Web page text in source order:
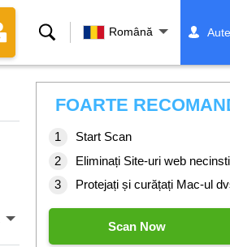
Căutare Română
FOARTE
Start Scan
Eliminați Site-uri web
Protejați și curățați Mac-ul
Scan Now